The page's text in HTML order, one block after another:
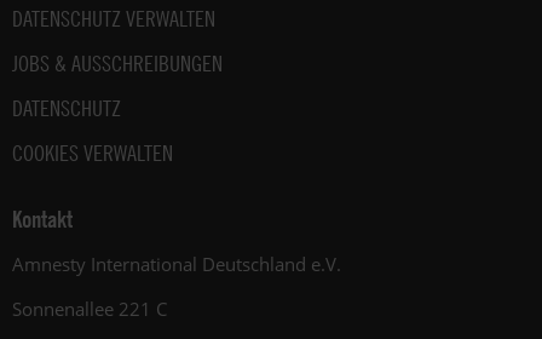
DATENSCHUTZ VERWALTEN
JOBS & AUSSCHREIBUNGEN
DATENSCHUTZ
COOKIES VERWALTEN
Kontakt
Amnesty International Deutschland e.V.
Sonnenallee 221 C